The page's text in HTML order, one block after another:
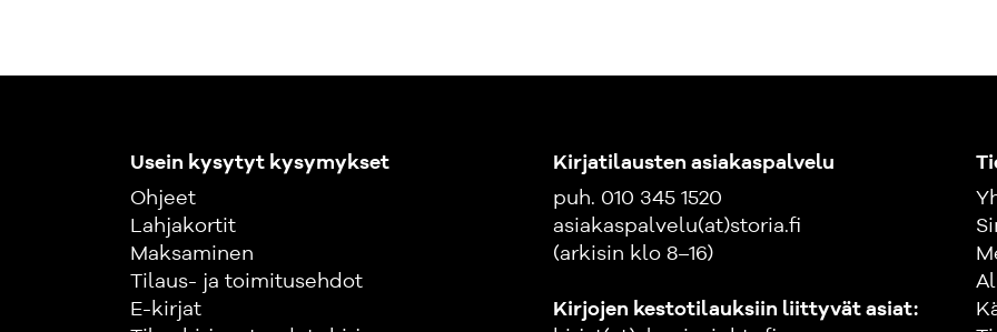
Usein kysytyt kysymykset
Ohjeet
Lahjakortit
Maksaminen
Tilaus- ja toimitusehdot
E-kirjat
Kirjatilausten asiakaspalvelu
puh. 010 345 1520
asiakaspalvelu(at)storia.fi
(arkisin klo 8–16)
Kirjojen kestotilauksiin liittyvät asiat: